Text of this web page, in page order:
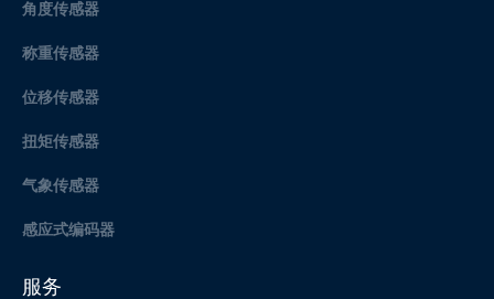
角度传感器
称重传感器
位移传感器
扭矩传感器
气象传感器
感应式编码器
服务